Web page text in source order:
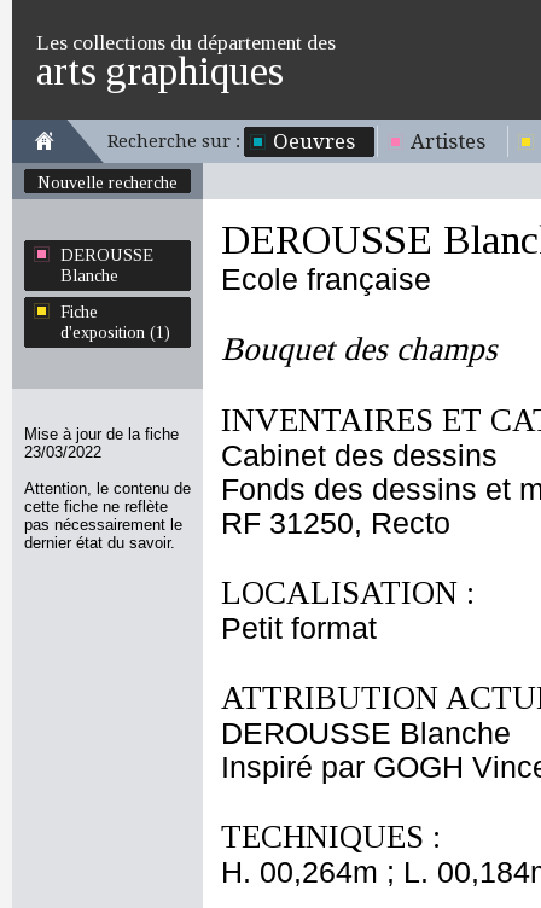
Les collections du département des
arts graphiques
Recherche sur : Oeuvres Artistes
Nouvelle recherche
DEROUSSE
Blanche
Fiche
d'exposition (1)
Mise à jour de la fiche
23/03/2022
Attention, le contenu de
cette fiche ne reflète
pas nécessairement le
dernier état du savoir.
DEROUSSE
Ecole française
Bouquet des champs
INVENTAIRES ET
Cabinet des dessins
Fonds des dessins et
RF 31250, Recto
LOCALISATION :
Petit format
ATTRIBUTION
DEROUSSE Blanche
Inspiré par GOGH
TECHNIQUES :
H. 00,264m ; L.